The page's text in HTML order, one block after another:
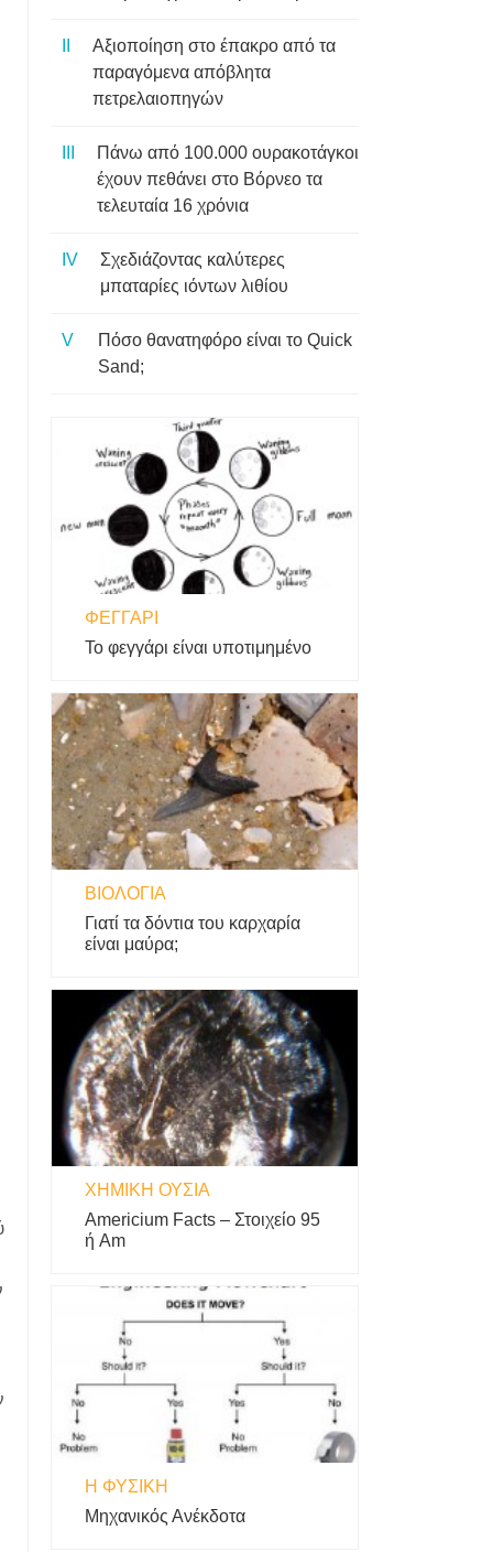
Αξιοποίηση στο έπακρο από τα
παραγόμενα απόβλητα
πετρελαιοπηγών
Πάνω από 100.000 ουρακοτάγκοι
έχουν πεθάνει στο Βόρνεο τα
τελευταία 16 χρόνια
Σχεδιάζοντας καλύτερες
μπαταρίες ιόντων λιθίου
Πόσο θανατηφόρο είναι το Quick
Sand;
ΦΕΓΓΆΡΙ
Το φεγγάρι είναι υποτιμημένο
ΒΙΟΛΟΓΊΑ
Γιατί τα δόντια του καρχαρία
είναι μαύρα;
ΧΗΜΙΚΉ ΟΥΣΊΑ
Americium Facts – Στοιχείο 95
ή Am
Η ΦΥΣΙΚΗ
Μηχανικός Ανέκδοτα